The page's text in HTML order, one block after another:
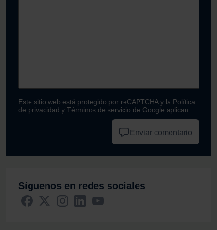
Este sitio web está protegido por reCAPTCHA y la Política
de privacidad y Términos de servicio de Google aplican.
Enviar comentario
Síguenos en redes sociales